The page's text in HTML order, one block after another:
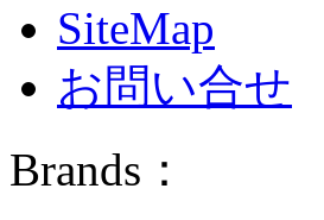
SiteMap
お問い合せ
Brands：